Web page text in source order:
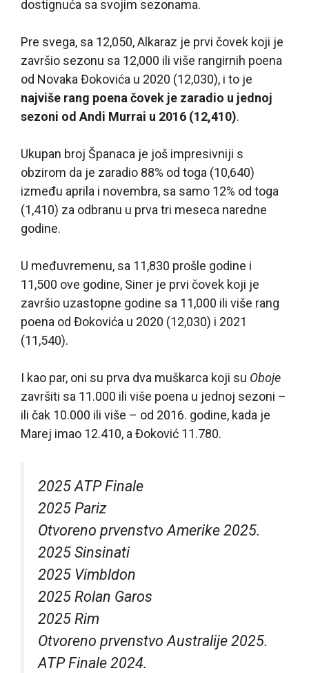
dostignuća sa svojim sezonama.
Pre svega, sa 12,050, Alkaraz je prvi čovek koji je
završio sezonu sa 12,000 ili više rangirnih poena
od Novaka Đokovića u 2020 (12,030), i to je
najviše rang poena čovek je zaradio u jednoj
sezoni od Andi Murrai u 2016 (12,410).
Ukupan broj Španaca je još impresivniji s
obzirom da je zaradio 88% od toga (10,640)
između aprila i novembra, sa samo 12% od toga
(1,410) za odbranu u prva tri meseca naredne
godine.
U međuvremenu, sa 11,830 prošle godine i
11,500 ove godine, Siner je prvi čovek koji je
završio uzastopne godine sa 11,000 ili više rang
poena od Đokovića u 2020 (12,030) i 2021
(11,540).
I kao par, oni su prva dva muškarca koji su Oboje
završiti sa 11.000 ili više poena u jednoj sezoni –
ili čak 10.000 ili više – od 2016. godine, kada je
Marej imao 12.410, a Đoković 11.780.
2025 ATP Finale
2025 Pariz
Otvoreno prvenstvo Amerike 2025.
2025 Sinsinati
2025 Vimbldon
2025 Rolan Garos
2025 Rim
Otvoreno prvenstvo Australije 2025.
ATP Finale 2024.